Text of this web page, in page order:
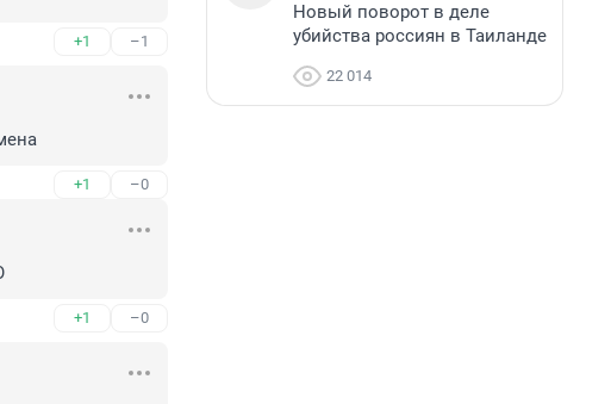
+1 –1
+1 –0
+1 –0
Новый поворот в деле
убийства россиян в Таиланде
22 014